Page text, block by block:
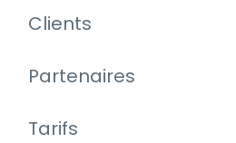
Clients
Partenaires
Tarifs